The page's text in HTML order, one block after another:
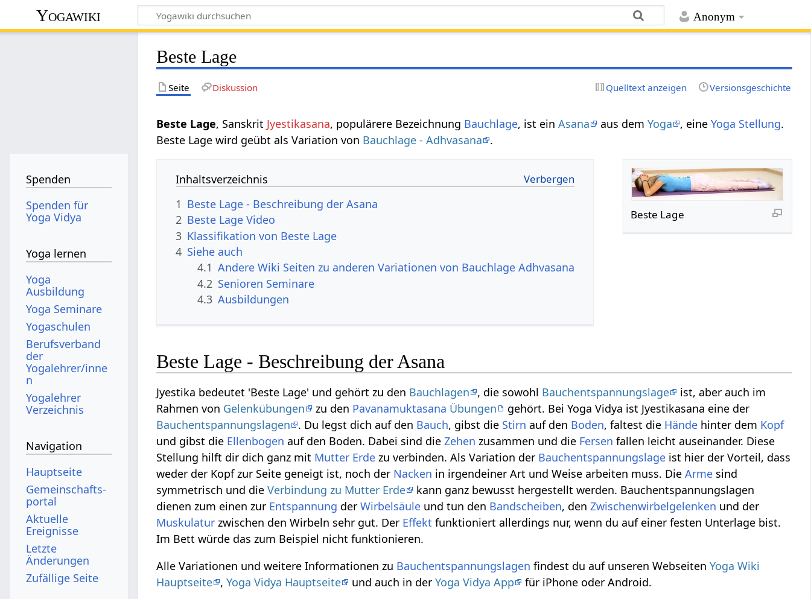
Anonym
Yogawiki
Beste Lage
Seite Diskussion Quelltext anzeigen Versionsgeschichte
Beste Lage, Sanskrit Jyestikasana, populärere Bezeichnung Bauchlage, ist einAsana aus demYoga , eineYoga Stellung.
Beste Lage wird geübt als Variation von Bauchlage - Adhvasana .
Beste Lage
Inhaltsverzeichnis
1 Beste Lage - Beschreibung der Asana
2 Beste Lage Video
3 Klassifikation von Beste Lage
4 Siehe auch
4.1 Andere Wiki Seiten zu anderen Variationen von Bauchlage Adhvasana
4.2 Senioren Seminare
4.3 Ausbildungen
Beste Lage - Beschreibung der Asana
Jyestika bedeutet 'Beste Lage' und gehört zu den Bauchlagen , die sowohl Bauchentspannungslage
ist, aber auch im
Rahmen von Gelenkübungen zu den Pavanamuktasana Übungen
gehört. Bei Yoga Vidya ist Jyestikasana eine der
Bauchentspannungslagen
. Du legst dich auf den Bauch, gibst die Stirn auf den Boden, faltest die Hände hinter dem Kopf
und gibst die Ellenbogen auf den Boden. Dabei sind dieZehen zusammen und die Fersen fallen leicht auseinander. Diese
Stellung hilft dir dich ganz mit Mutter Erde zu verbinden. Als Variation der Bauchentspannungslage ist hier der Vorteil, dass
weder der Kopf zur Seite geneigt ist, noch der Nacken in irgendeiner Art und Weise arbeiten muss. DieArme sind
symmetrisch und dieVerbindung zu Mutter Erde
kann ganz bewusst hergestellt werden. Bauchentspannungslagen
dienen zum einen zur Entspannung derWirbelsäule und tun den Bandscheiben, denZwischenwirbelgelenken und der
Muskulatur zwischen den Wirbeln sehr gut. Der Effekt funktioniert allerdings nur, wenn du auf einer festen Unterlage bist.
Im Bett würde das zum Beispiel nicht funktionieren.
Alle Variationen und weitere Informationen zu Bauchentspannungslagen findest du auf unseren WebseitenYoga Wiki
Hauptseite ,Yoga Vidya Hauptseite und auch in derYoga Vidya App für iPhone oder Android.
Spenden
Spenden für
Yoga Vidya
Yoga lernen
Yoga
Ausbildung
Yoga Seminare
Yogaschulen
Berufsverband
der
Yogalehrer/inne
n
Yogalehrer
Verzeichnis
Navigation
Hauptseite
Gemeinschafts­
portal
Aktuelle
Ereignisse
Letzte
Änderungen
Zufällige Seite